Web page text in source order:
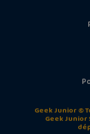
Geek Junior ©
Geek Junior